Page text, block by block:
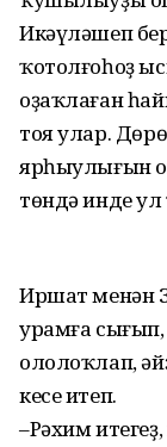
Икәүләшеп
ҡотолғоһоҙ
оҙаҡлаған
тоя улар.
ярһыулығын
төндә инде
Иршат менән
урамға
ололоҡлап,
кесе итеп.
–Рәхим